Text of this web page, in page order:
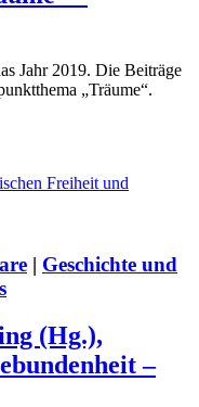
Jahr 2019. Die Beiträge
„Träume“.
| Geschichte und
(Hg.),
–